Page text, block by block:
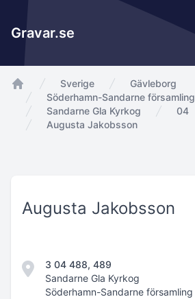
Gravar.se
app.Start
Sverige
Gävleborg
Söderhamn-Sandarne församling
Sandarne Gla Kyrkog
04
Augusta Jakobsson
Augusta Jakobsson
3 04 488, 489
Sandarne Gla Kyrkog
Söderhamn-Sandarne församling